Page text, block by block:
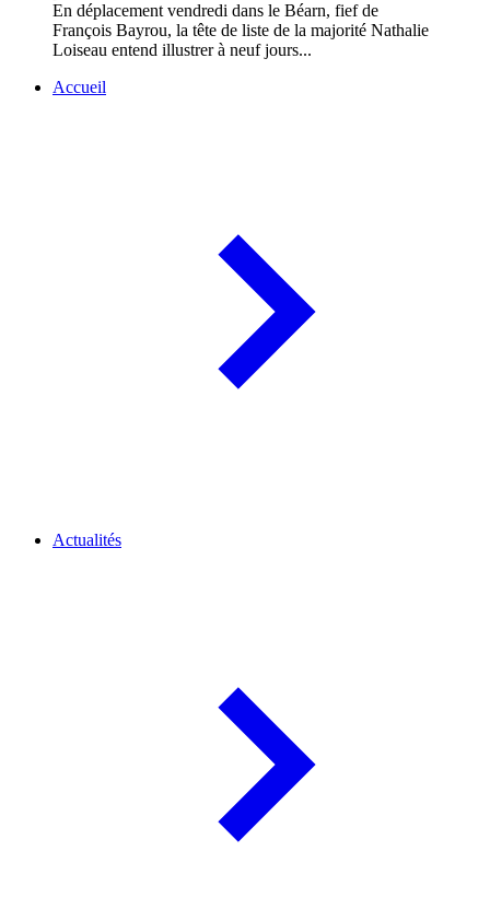
En déplacement vendredi dans le Béarn, fief de
François Bayrou, la tête de liste de la majorité Nathalie
Loiseau entend illustrer à neuf jours...
Accueil
Actualités